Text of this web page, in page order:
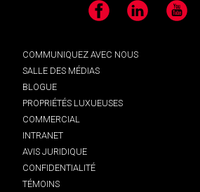
Facebook LinkedIn YouTube
COMMUNIQUEZ AVEC NOUS
SALLE DES MÉDIAS
BLOGUE
PROPRIÉTÉS LUXUEUSES
COMMERCIAL
INTRANET
AVIS JURIDIQUE
CONFIDENTIALITÉ
TÉMOINS